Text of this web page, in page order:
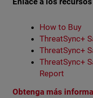
How to Buy
ThreatSync+
ThreatSync+
ThreatSync+
Report
Obtenga más